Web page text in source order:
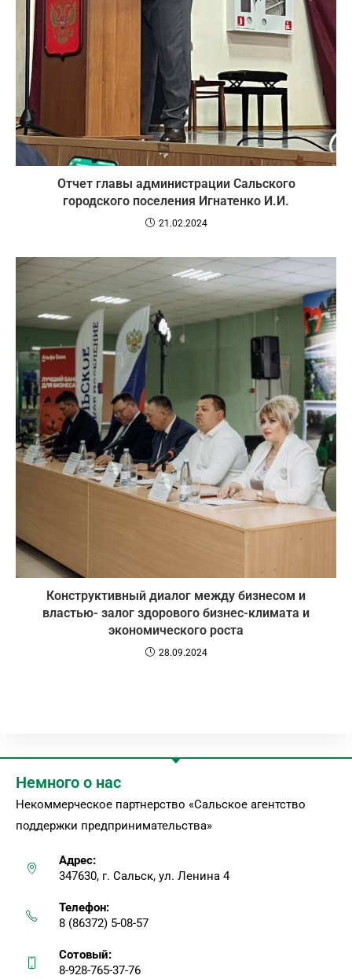
Отчет главы администрации Сальского
городского поселения Игнатенко И.И.
21.02.2024
Конструктивный диалог между бизнесом и
властью- залог здорового бизнес-климата и
экономического роста
28.09.2024
Немного о нас
Некоммерческое партнерство «Сальское агентство
поддержки предпринимательства»
Адрес:
347630, г. Сальск, ул. Ленина 4
Телефон:
8 (86372) 5-08-57
Сотовый:
8-928-765-37-76